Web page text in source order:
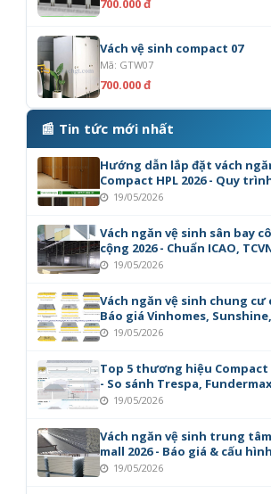
Vách vệ sinh compact 07
Mã: GTW07
700.000 đ
📰 Tin tức mới nhất
Hướng dẫn lắp đặt vách
Compact HPL 2026 - Quy
tiết19/05/2026
Vách ngăn vệ sinh sân bay
cộng 2026 - Chuẩn ICAO,
cháy19/05/2026
Vách ngăn vệ sinh chung cư
Báo giá Vinhomes,
19/05/2026
Top 5 thương hiệu Compact
- So sánh Trespa,
Cường
19/05/2026
Vách ngăn vệ sinh trung
mall 2026 - Báo giá & cấu hình
19/05/2026